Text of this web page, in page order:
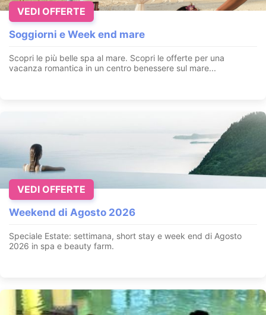
Soggiorni e Week end mare
Scopri le più belle spa al mare. Scopri le offerte per una
vacanza romantica in un centro benessere sul mare...
VEDI OFFERTE
Weekend di Agosto 2026
Speciale Estate: settimana, short stay e week end di Agosto
2026 in spa e beauty farm.
VEDI OFFERTE